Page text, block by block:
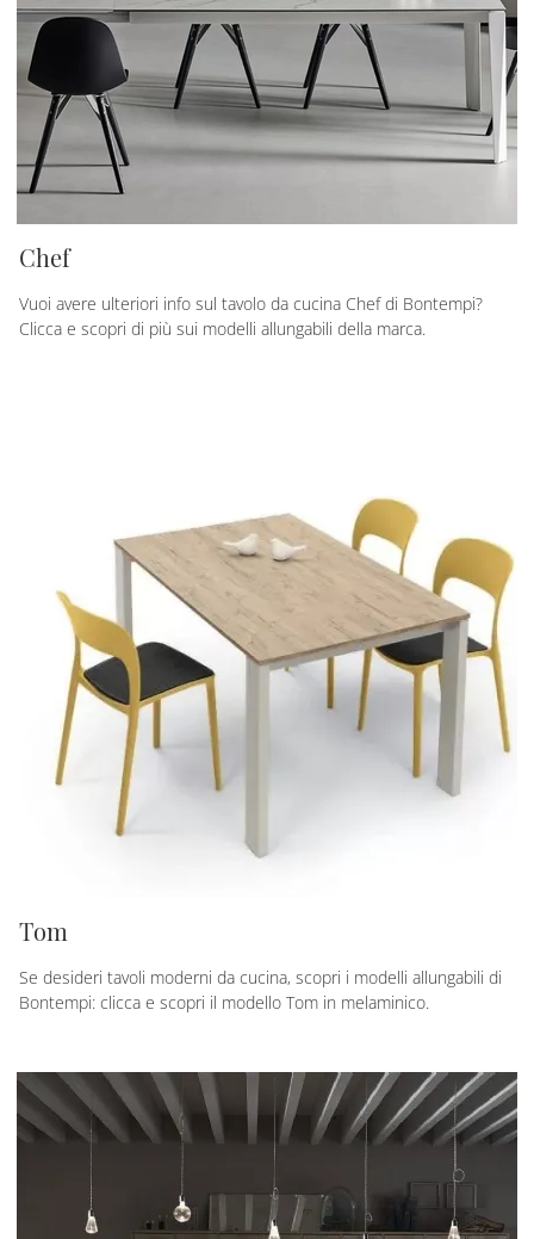
Chef
Vuoi avere ulteriori info sul tavolo da cucina Chef di Bontempi?
Clicca e scopri di più sui modelli allungabili della marca.
Tom
Se desideri tavoli moderni da cucina, scopri i modelli allungabili di
Bontempi: clicca e scopri il modello Tom in melaminico.